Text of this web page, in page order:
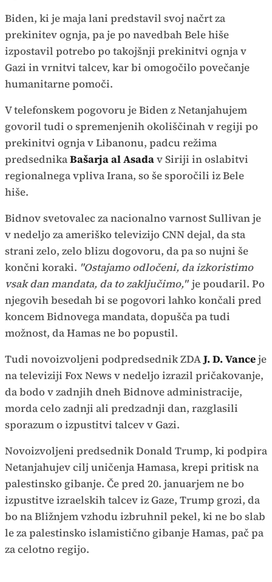
Biden, ki je maja lani predstavil svoj načrt za
prekinitev ognja, pa je po navedbah Bele hiše
izpostavil potrebo po takojšnji prekinitvi ognja v
Gazi in vrnitvi talcev, kar bi omogočilo povečanje
humanitarne pomoči.
V telefonskem pogovoru je Biden z Netanjahujem
govoril tudi o spremenjenih okoliščinah v regiji po
prekinitvi ognja v Libanonu, padcu režima
predsednikaBašarja al Asadav Siriji in oslabitvi
regionalnega vpliva Irana, so še sporočili iz Bele
hiše.
Bidnov svetovalec za nacionalno varnost Sullivan je
v nedeljo za ameriško televizijo CNN dejal, da sta
strani zelo, zelo blizu dogovoru, da pa so nujni še
končni koraki. "Ostajamo odločeni, da izkoristimo
vsak dan mandata, da to zaključimo," je poudaril. Po
njegovih besedah bi se pogovori lahko končali pred
koncem Bidnovega mandata, dopušča pa tudi
možnost, da Hamas ne bo popustil.
Tudi novoizvoljeni podpredsednik ZDAJ. D. Vanceje
na televiziji Fox News v nedeljo izrazil pričakovanje,
da bodo v zadnjih dneh Bidnove administracije,
morda celo zadnji ali predzadnji dan, razglasili
sporazum o izpustitvi talcev v Gazi.
Novoizvoljeni predsednik Donald Trump, ki podpira
Netanjahujev cilj uničenja Hamasa, krepi pritisk na
palestinsko gibanje. Če pred 20. januarjem ne bo
izpustitve izraelskih talcev iz Gaze, Trump grozi, da
bo na Bližnjem vzhodu izbruhnil pekel, ki ne bo slab
le za palestinsko islamistično gibanje Hamas, pač pa
za celotno regijo.